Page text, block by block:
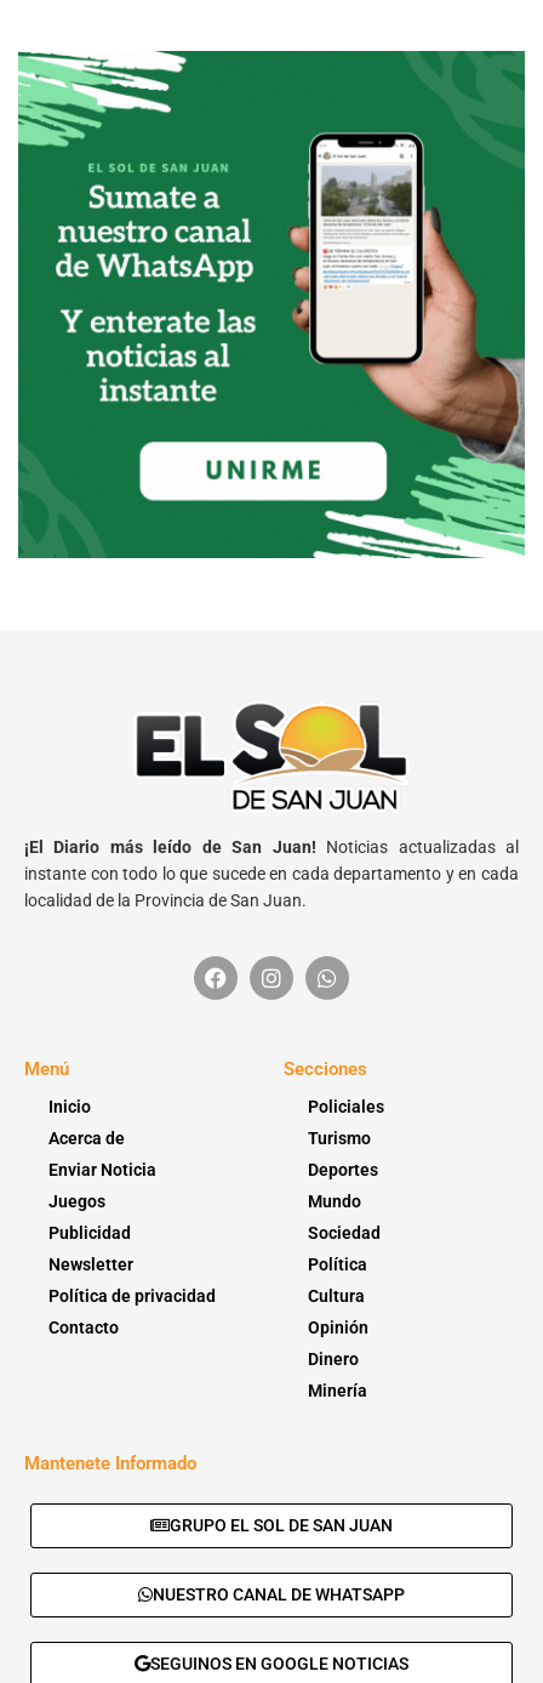
¡El Diario más leído de San Juan! Noticias actualizadas al
instante con todo lo que sucede en cada departamento y en cada
localidad de la Provincia de San Juan.
Menú
Inicio
Acerca de
Enviar Noticia
Juegos
Publicidad
Newsletter
Política de privacidad
Contacto
Secciones
Policiales
Turismo
Deportes
Mundo
Sociedad
Política
Cultura
Opinión
Dinero
Minería
Mantenete Informado
GRUPO EL SOL DE SAN JUAN
NUESTRO CANAL DE WHATSAPP
SEGUINOS EN GOOGLE NOTICIAS